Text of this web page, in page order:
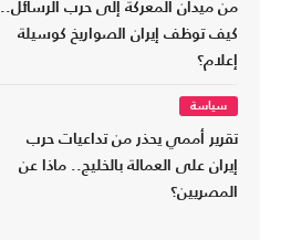
من ميدان المعركة إلى حرب الرسائل..
كيف توظف إيران الصواريخ كوسيلة
إعلام؟
سياسة
تقرير أممي يحذر من تداعيات حرب
إيران على العمالة بالخليج.. ماذا عن
المصريين؟